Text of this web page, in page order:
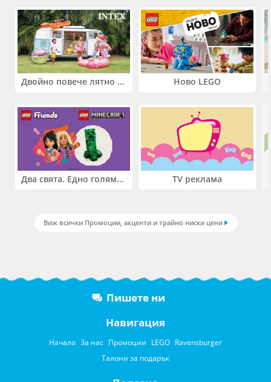
Двойно повече лятно забавление! Купи 2 продукта INTEX и вземи -33%
Два свята. Едно голямо приключение. Купи 2 продукта LEGO® Friends и/или LEGO® Minecraft и вземи -27%
Ново LEGO
TV реклама
Виж всички Промоции, акценти и трайно ниски цени
Пишете ни
Навигация
Начало За нас Промоции LEGO Ravensburger
Талони за подарък